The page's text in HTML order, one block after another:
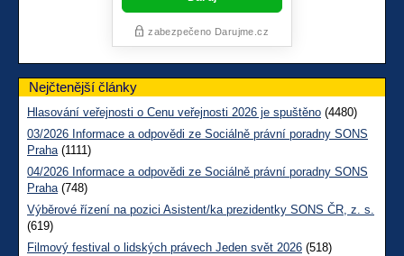
Nejčtenější články
Hlasování veřejnosti o Cenu veřejnosti 2026 je spuštěno (4480)
03/2026 Informace a odpovědi ze Sociálně právní poradny SONS
Praha(1111)
04/2026 Informace a odpovědi ze Sociálně právní poradny SONS
Praha(748)
Výběrové řízení na pozici Asistent/ka prezidentky SONS ČR, z. s.
(619)
Filmový festival o lidských právech Jeden svět 2026 (518)